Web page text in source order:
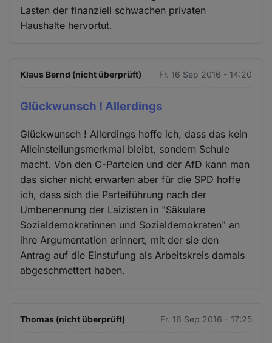
Lasten der finanziell schwachen privaten
Haushalte hervortut.
Klaus Bernd (nicht überprüft) Fr. 16 Sep 2016 - 14:20
Glückwunsch ! Allerdings
Glückwunsch ! Allerdings hoffe ich, dass das kein
Alleinstellungsmerkmal bleibt, sondern Schule
macht. Von den C-Parteien und der AfD kann man
das sicher nicht erwarten aber für die SPD hoffe
ich, dass sich die Parteiführung nach der
Umbenennung der Laizisten in "Säkulare
Sozialdemokratinnen und Sozialdemokraten" an
ihre Argumentation erinnert, mit der sie den
Antrag auf die Einstufung als Arbeitskreis damals
abgeschmettert haben.
Thomas (nicht überprüft) Fr. 16 Sep 2016 - 17:25